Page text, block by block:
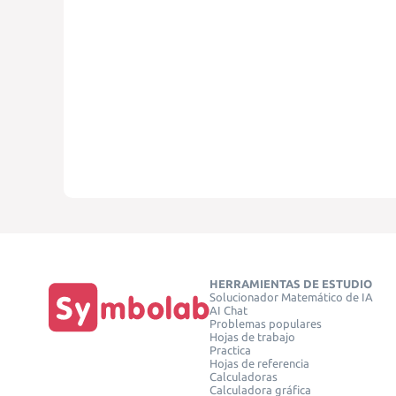
HERRAMIENTAS DE ESTUDIO
Solucionador Matemático de IA
AI Chat
Problemas populares
Hojas de trabajo
Practica
Hojas de referencia
Calculadoras
Calculadora gráfica